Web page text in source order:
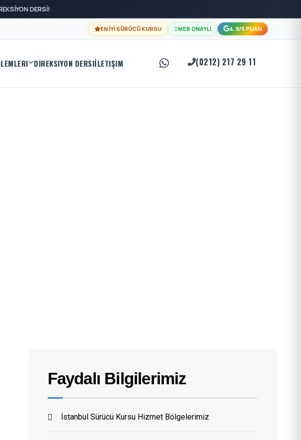
DERSİ!
EN İYİ SÜRÜCÜ KURSU MEB ONAYLI 4.9/5 PUAN
DIREKSIYON DERSIİLETIŞIM (0212) 217 29 11
Faydalı Bilgilerimiz
İstanbul Sürücü Kursu Hizmet Bölgelerimiz